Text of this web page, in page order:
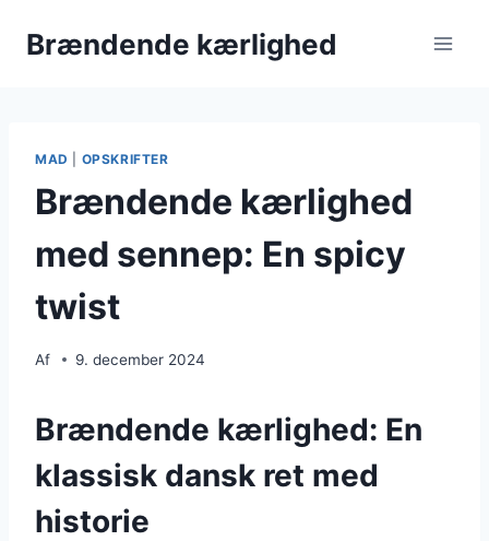
Brændende kærlighed
MAD OPSKRIFTER
Brændende kærlighed
med sennep: En spicy
twist
Af 9. december 2024
Brændende kærlighed: En
klassisk dansk ret med
historie